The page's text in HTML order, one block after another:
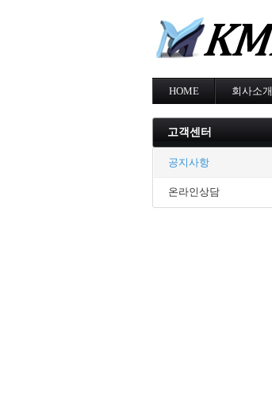
HOME 회사소개
고객센터
공지사항
온라인상담